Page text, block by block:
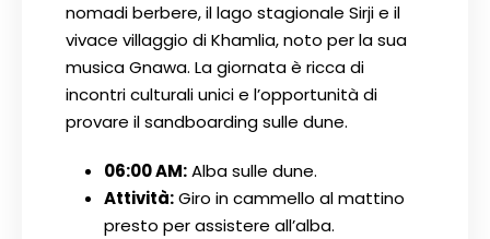
nomadi berbere, il lago stagionale Sirji e il
vivace villaggio di Khamlia, noto per la sua
musica Gnawa. La giornata è ricca di
incontri culturali unici e l’opportunità di
provare il sandboarding sulle dune.
06:00 AM:Alba sulle dune.
Attività:Giro in cammello al mattino
presto per assistere all’alba.